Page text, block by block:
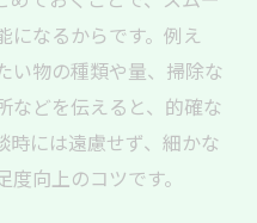
になるからです。例え
い物の種類や量、掃除な
などを伝えると、的確な
時には遠慮せず、細かな
向上のコツです。